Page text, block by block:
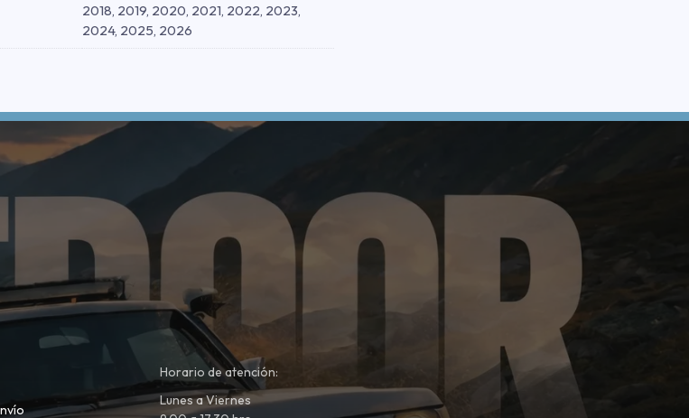
2018, 2019, 2020, 2021, 2022, 2023,
2024, 2025, 2026
Horario de atención:
Lunes a Viernes